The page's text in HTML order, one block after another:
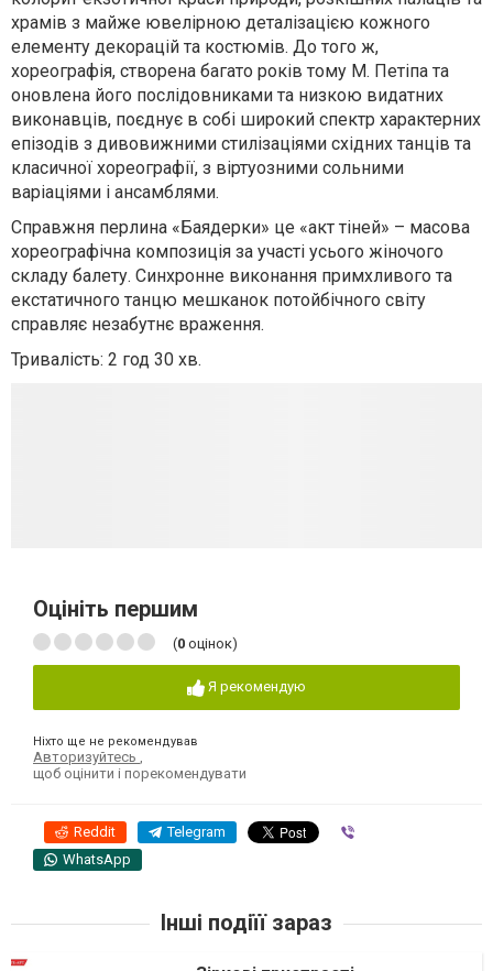
храмів з майже ювелірною деталізацією кожного
елементу декорацій та костюмів. До того ж,
хореографія, створена багато років тому М. Петіпа та
оновлена його послідовниками та низкою видатних
виконавців, поєднує в собі широкий спектр характерних
епізодів з дивовижними стилізаціями східних танців та
класичної хореографії, з віртуозними сольними
варіаціями і ансамблями.
Справжня перлина «Баядерки» це «акт тіней» – масова
хореографічна композиція за участі усього жіночого
складу балету. Синхронне виконання примхливого та
екстатичного танцю мешканок потойбічного світу
справляє незабутнє враження.
Тривалість: 2 год 30 хв.
Оцініть першим
(0 оцінок)
Я рекомендую
Ніхто ще не рекомендував
Авторизуйтесь
щоб оцінити і порекомендувати
Reddit Telegram
WhatsApp
Інші подіїї зараз